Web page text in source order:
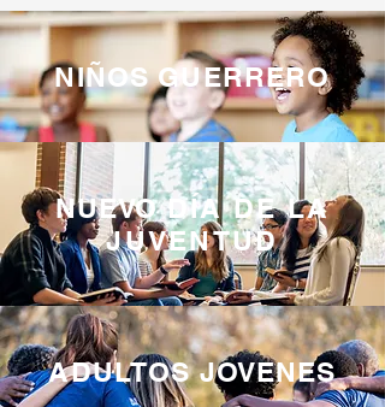
NIÑOS GUERRERO
NUEVODÍA DE LA
JUVENTUD
ADULTOS JOVENES